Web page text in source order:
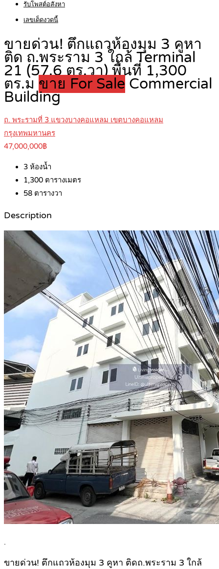
รับโพสต์อสังหา
เลขเด็ดงวดนี้
ขายด่วน! ตึกแถวห้องมุม 3 คูหา
ติด ถ.พระราม 3 ใกล้ Terminal
21 (57.6 ตร.วา) พื้นที่ 1,300
ตร.ม ขาย For Sale Commercial
Building
ถ. พระรามที่ 3 แขวงบางคอแหลม เขตบางคอแหลม
กรุงเทพมหานคร
47,000,000฿
3 ห้องน้ำ
1,300 ตารางเมตร
58 ตารางวา
Description
.
ขายด่วน! ตึกแถวห้องมุม 3 คูหา ติดถ.พระราม 3 ใกล้